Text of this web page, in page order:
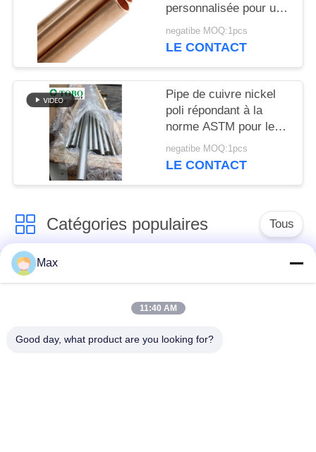
personnalisée pour un
transfert de chaleur
efficace
negatibe MOQ:1pcs
LE CONTACT
Pipe de cuivre nickel
poli répondant à la
norme ASTM pour les
applications
industrielles
negatibe MOQ:1pcs
LE CONTACT
Catégories populaires Tous
Tuyau d'alliage de
inoxydable duplex
superbe
tuyau d'acier
Max
11:40 AM
Good day, what product are you looking for?